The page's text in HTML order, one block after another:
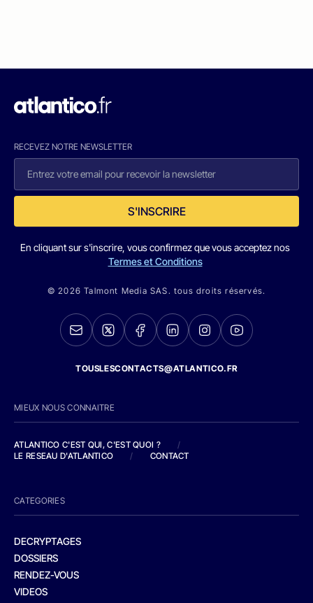
RECEVEZ NOTRE NEWSLETTER
S'INSCRIRE
En cliquant sur s'inscrire, vous confirmez que vous acceptez nos
Termes et Conditions
© 2026 Talmont Media SAS. tous droits réservés.
TOUSLESCONTACTS@ATLANTICO.FR
MIEUX NOUS CONNAITRE
ATLANTICO C'EST QUI, C'EST QUOI ?
/
LE RESEAU D'ATLANTICO
/ CONTACT
CATEGORIES
DECRYPTAGES
DOSSIERS
RENDEZ-VOUS
VIDEOS